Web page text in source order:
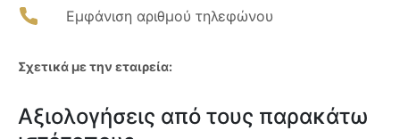
Εμφάνιση αριθμού τηλεφώνου
Σχετικά με την εταιρεία:
Αξιολογήσεις από τους παρακάτω